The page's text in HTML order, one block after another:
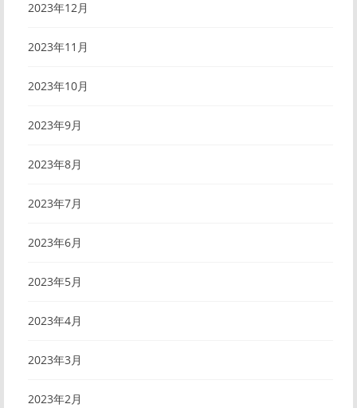
2023年12月
2023年11月
2023年10月
2023年9月
2023年8月
2023年7月
2023年6月
2023年5月
2023年4月
2023年3月
2023年2月